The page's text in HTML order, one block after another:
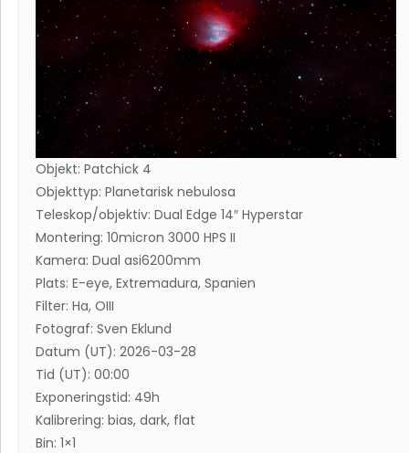
Objekt: Patchick 4
Objekttyp: Planetarisk nebulosa
Teleskop/objektiv: Dual Edge 14″ Hyperstar
Montering: 10micron 3000 HPS II
Kamera: Dual asi6200mm
Plats: E-eye, Extremadura, Spanien
Filter: Ha, OIII
Fotograf: Sven Eklund
Datum (UT): 2026-03-28
Tid (UT): 00:00
Exponeringstid: 49h
Kalibrering: bias, dark, flat
Bin: 1×1